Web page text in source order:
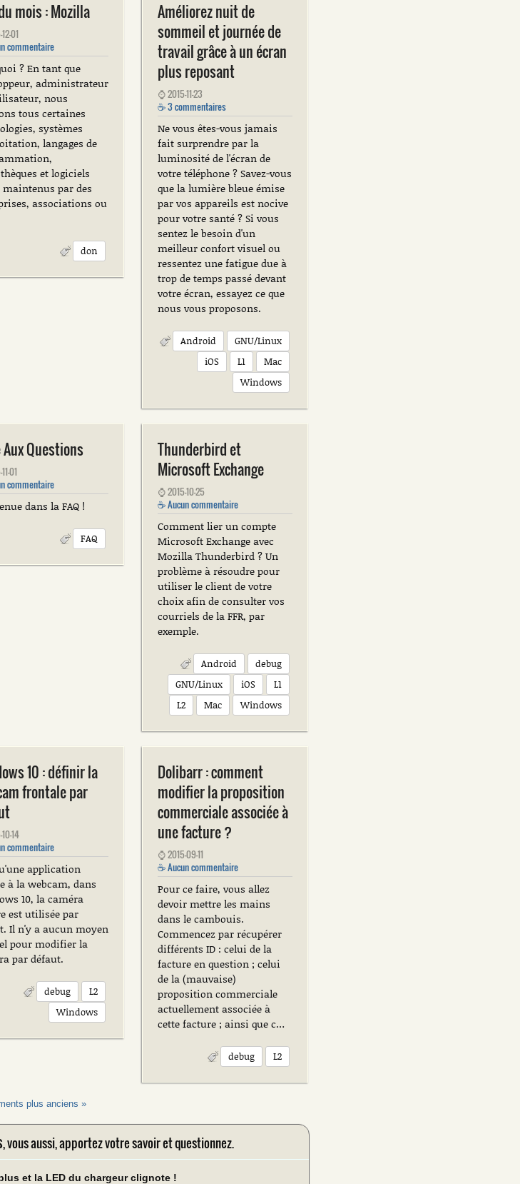
mois : Mozilla
01
commentaire
? En tant que
administrateur
nous
tous certaines
systèmes
langages de
et logiciels
par des
associations ou
don
Améliorez nuit de
sommeil et journée de
travail grâce à un écran
plus reposant
⌚2015-11-23
☕3 commentaires
Ne vous êtes-vous jamais
fait surprendre par la
luminosité de l'écran de
votre téléphone ? Savez-vous
que la lumière bleue émise
par vos appareils est nocive
pour votre santé ? Si vous
sentez le besoin d'un
meilleur confort visuel ou
ressentez une fatigue due à
trop de temps passé devant
votre écran, essayez ce que
nous vous proposons.
Android
GNU/Linux
iOS
L1
Mac
Windows
Aux Questions
01
commentaire
dans la FAQ !
FAQ
Thunderbird et
Microsoft Exchange
⌚2015-10-25
☕Aucun commentaire
Comment lier un compte
Microsoft Exchange avec
Mozilla Thunderbird ? Un
problème à résoudre pour
utiliser le client de votre
choix afin de consulter vos
courriels de la FFR, par
exemple.
Android
debug
GNU/Linux
iOS
L1
L2
Mac Windows
10 : définir la
frontale par
14
commentaire
application
à la webcam, dans
10, la caméra
est utilisée par
Il n'y a aucun moyen
pour modifier la
par défaut.
debug
L2
Windows
Dolibarr : comment
modifier la proposition
commerciale associée à
une facture ?
⌚2015-09-11
☕Aucun commentaire
Pour ce faire, vous allez
devoir mettre les mains
dans le cambouis.
Commencez par récupérer
différents ID : celui de la
facture en question ; celui
de la (mauvaise)
proposition commerciale
actuellement associée à
cette facture ; ainsi que c…
debug L2
plus anciens »
, vous aussi, apportez votre savoir et questionnez.
et la LED du chargeur clignote !